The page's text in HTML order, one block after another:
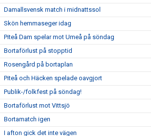
Damallsvensk match i midnattssol
Skön hemmaseger idag
Piteå Dam spelar mot Umeå på söndag
Bortaförlust på stopptid
Rosengård på bortaplan
Piteå och Häcken spelade oavgjort
Publik-/folkfest på söndag!
Bortaförlust mot Vittsjö
Bortamatch igen
I afton gick det inte vägen